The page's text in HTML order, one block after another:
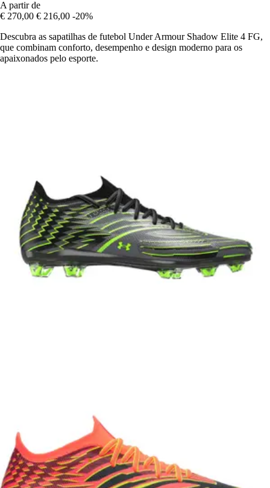
A partir de
€ 270,00 € 216,00 -20%
Descubra as sapatilhas de futebol Under Armour Shadow Elite 4 FG,
que combinam conforto, desempenho e design moderno para os
apaixonados pelo esporte.